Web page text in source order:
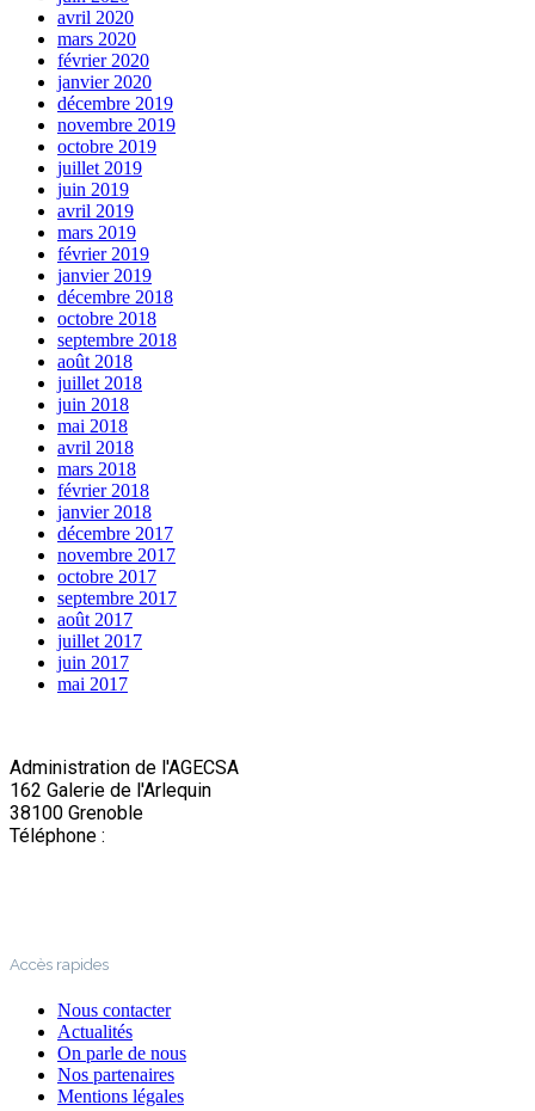
avril 2020
mars 2020
février 2020
janvier 2020
décembre 2019
novembre 2019
octobre 2019
juillet 2019
juin 2019
avril 2019
mars 2019
février 2019
janvier 2019
décembre 2018
octobre 2018
septembre 2018
août 2018
juillet 2018
juin 2018
mai 2018
avril 2018
mars 2018
février 2018
janvier 2018
décembre 2017
novembre 2017
octobre 2017
septembre 2017
août 2017
juillet 2017
juin 2017
mai 2017
Administration de l'AGECSA
162 Galerie de l'Arlequin
38100 Grenoble
Téléphone :
Accès rapides
Nous contacter
Actualités
On parle de nous
Nos partenaires
Mentions légales